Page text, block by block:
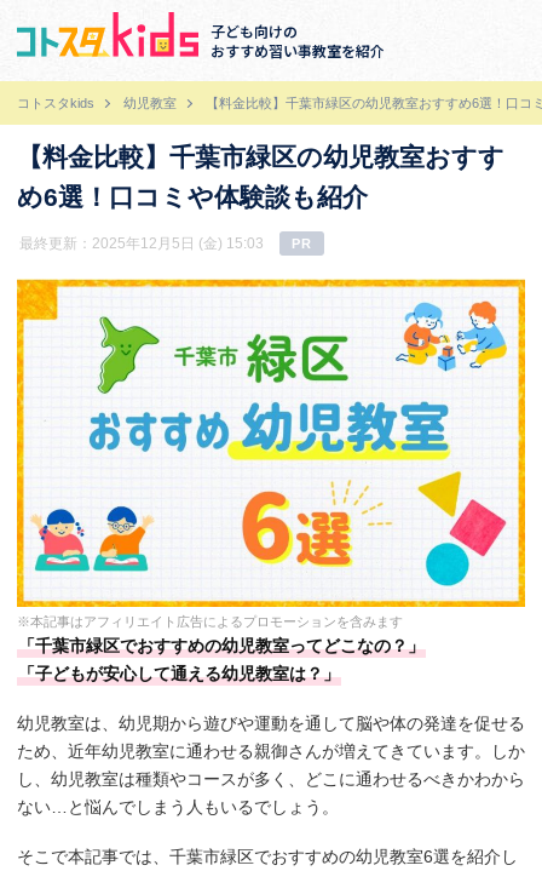
子ども向けの
おすすめ習い事教室を紹介
コトスタkids 幼児教室 【料金比較】千葉市緑区の幼児教室おすすめ6選！口コ
【料金比較】千葉市緑区の幼児教室おすす
め6選！口コミや体験談も紹介
最終更新：2025年12月5日 (金) 15:03 PR
※本記事はアフィリエイト広告によるプロモーションを含みます
「千葉市緑区でおすすめの幼児教室ってどこなの？」
「子どもが安心して通える幼児教室は？」
幼児教室は、幼児期から遊びや運動を通して脳や体の発達を促せる
ため、近年幼児教室に通わせる親御さんが増えてきています。しか
し、幼児教室は種類やコースが多く、どこに通わせるべきかわから
ない…と悩んでしまう人もいるでしょう。
そこで本記事では、千葉市緑区でおすすめの幼児教室6選を紹介し